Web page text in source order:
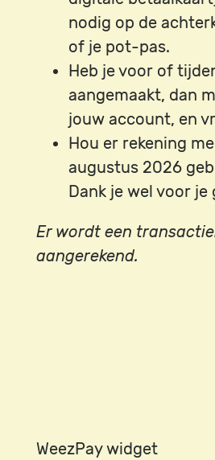
nodig op de
of je pot-pas.
Heb je voor of
aangemaakt, dan
jouw account, en
Hou er rekening
augustus 2026
Dank je wel voor je
Er wordt een
aangerekend.
WeezPay widget